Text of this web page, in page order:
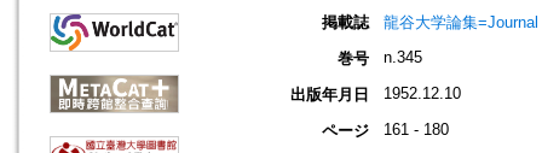
掲載誌
龍谷大学論集
巻号
n.345
出版年月日 1952.12.10
ページ 161 - 180